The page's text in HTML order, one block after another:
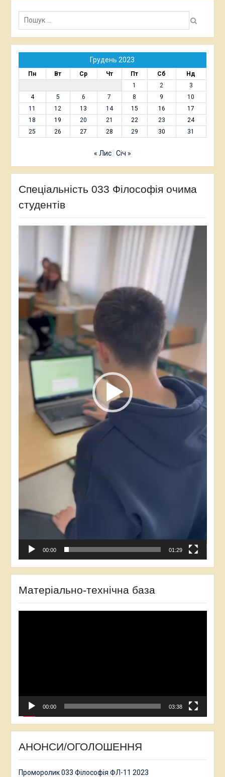
Пошук:
Грудень 2023
Пн Вт Ср Чт Пт Сб
Нд
1
2
3
4
5 6 7 8 9
10
11
12 13 14 15 16
17
18
19 20 21 22 23
24
25
26 27 28 29 30 31
« Лис Січ »
Спеціальність 033 Філософія очима
студентів
00:00 01:29
Матеріально-технічна база
00:00 03:38
АНОНСИ/ОГОЛОШЕННЯ
Проморолик 033 Філософія ФЛ-11 2023